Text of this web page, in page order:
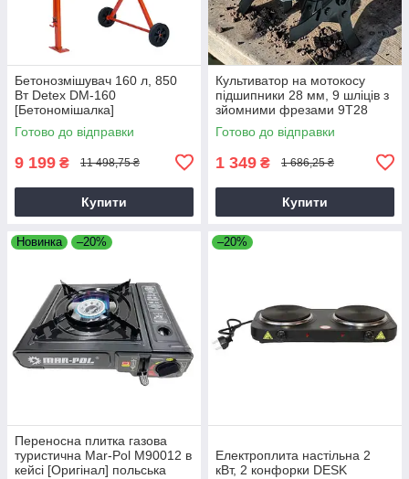
Бетонозмішувач 160 л, 850
Вт Detex DM-160
[Бетономішалка]
Готово до відправки
9 199 ₴ 11 498,75 ₴
Купити
Культиватор на мотокосу
підшипники 28 мм, 9 шліців з
зйомними фрезами 9T28
Готово до відправки
1 349 ₴ 1 686,25 ₴
Купити
Новинка –20%
Переносна плитка газова
туристична Mar-Pol M90012 в
кейсі [Оригінал] польська
–20%
Електроплита настільна 2
кВт, 2 конфорки DESK